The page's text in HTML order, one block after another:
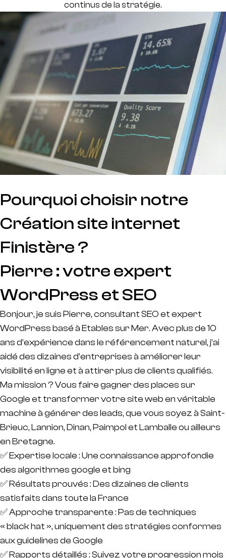
continus de la stratégie.
Pourquoi choisir notre
Création site internet
Finistère ?
Pierre : votre expert
WordPress et SEO
Bonjour, je suis Pierre, consultant SEO et expert
WordPress basé à Etables sur Mer. Avec plus de 10
ans d’expérience dans le référencement naturel, j’ai
aidé des dizaines d’entreprises à améliorer leur
visibilité en ligne et à attirer plus de clients qualifiés.
Ma mission ? Vous faire gagner des places sur
Google et transformer votre site web en véritable
machine à générer des leads, que vous soyez à Saint-
Brieuc, Lannion, Dinan, Paimpol et Lamballe ou ailleurs
en Bretagne.
✅ Expertise locale : Une connaissance approfondie
des algorithmes google et bing
✅ Résultats prouvés : Des dizaines de clients
satisfaits dans toute la France
✅ Approche transparente : Pas de techniques
« black hat », uniquement des stratégies conformes
aux guidelines de Google
✅ Rapports détaillés : Suivez votre progression mois